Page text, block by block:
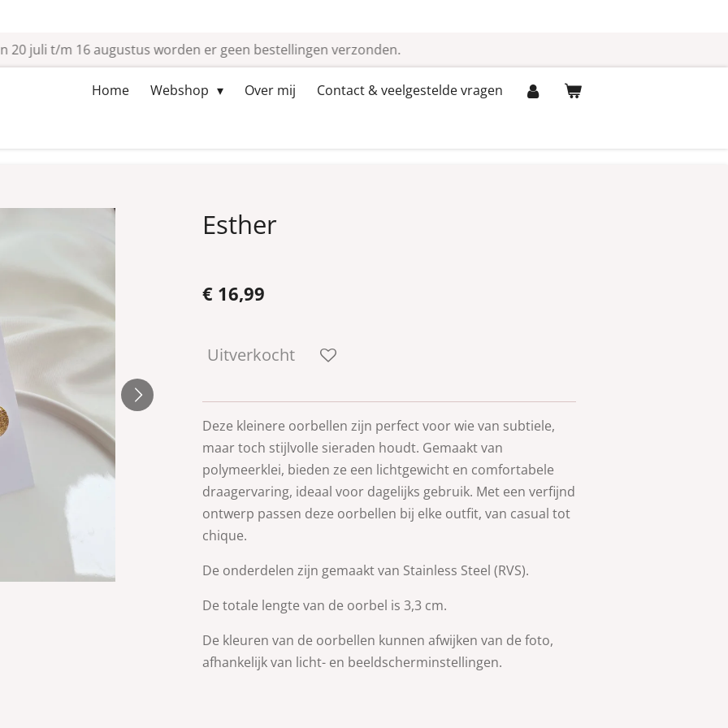
20 juli t/m 16 augustus worden er geen bestellingen verzonden.
Home Webshop Over mij Contact & veelgestelde vragen
Esther
€ 16,99
Uitverkocht
Deze kleinere oorbellen zijn perfect voor wie van subtiele,
maar toch stijlvolle sieraden houdt. Gemaakt van
polymeerklei, bieden ze een lichtgewicht en comfortabele
draagervaring, ideaal voor dagelijks gebruik. Met een verfijnd
ontwerp passen deze oorbellen bij elke outfit, van casual tot
chique.
De onderdelen zijn gemaakt van Stainless Steel (RVS).
De totale lengte van de oorbel is 3,3 cm.
De kleuren van de oorbellen kunnen afwijken van de foto,
afhankelijk van licht- en beeldscherminstellingen.